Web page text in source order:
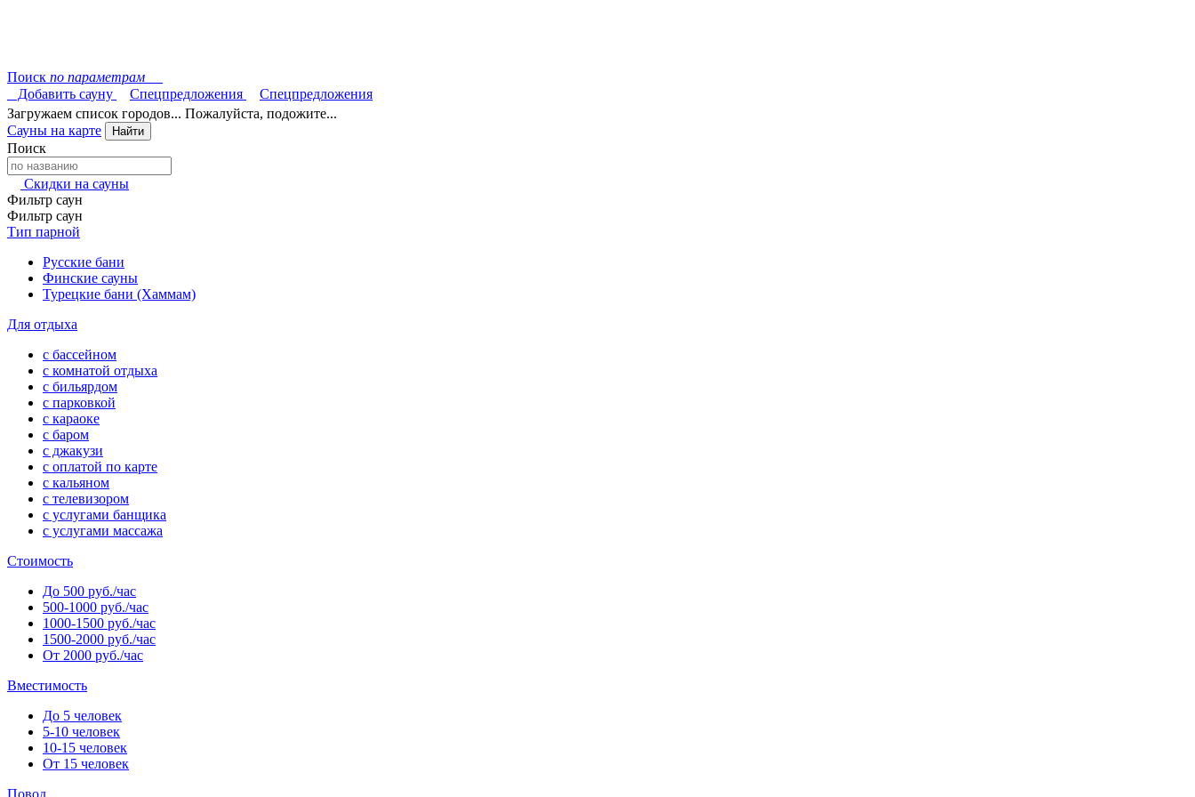
Поиск по параметрам
Добавить сауну
Спецпредложения
Спецпредложения
Загружаем список городов... Пожалуйста, подожите...
Сауны на карте
Найти
Поиск
Скидки на сауны
Фильтр саун
Фильтр саун
Тип парной
Русские бани
Финские сауны
Турецкие бани (Хаммам)
Для отдыха
с бассейном
с комнатой отдыха
с бильярдом
с парковкой
с караоке
с баром
с джакузи
с оплатой по карте
с кальяном
с телевизором
с услугами банщика
с услугами массажа
Стоимость
До 500 руб./час
500-1000 руб./час
1000-1500 руб./час
1500-2000 руб./час
От 2000 руб./час
Вместимость
До 5 человек
5-10 человек
10-15 человек
От 15 человек
Повод